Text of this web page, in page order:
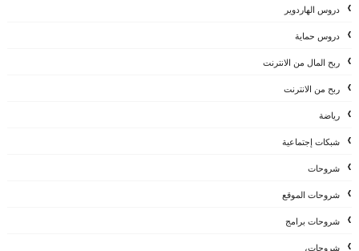
دروس الهاردوير
دروس حماية
ربح المال من الانترنت
ربح من الانترنت
رياضة
شبكات إجتماعية
شروحات
شروحات الموقع
شروحات برامج
شروحات،